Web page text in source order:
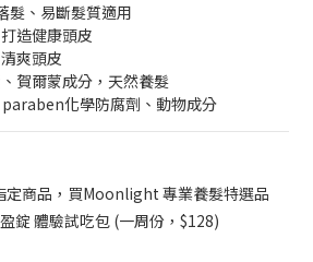
髮、易斷髮質適用
造健康頭皮
爽頭皮
賀爾蒙成分，天然養髮
paraben化學防腐劑、動物成分
定商品，買Moonlight 專業養髮特選品
錠 體驗試吃包 (一周份，$128)